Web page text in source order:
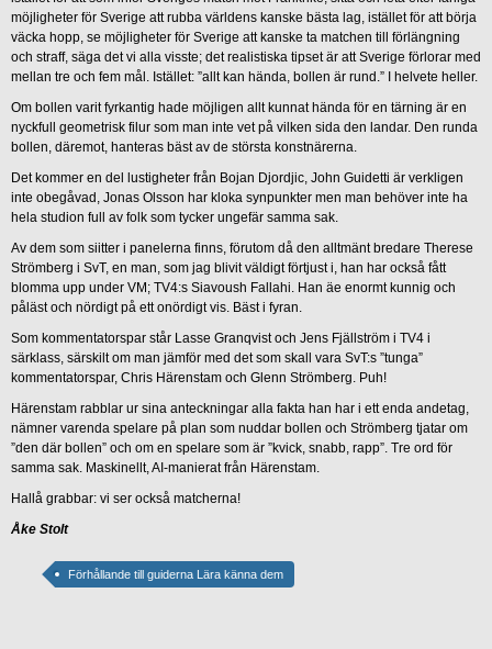
möjligheter för Sverige att rubba världens kanske bästa lag, istället för att börja
väcka hopp, se möjligheter för Sverige att kanske ta matchen till förlängning
och straff, säga det vi alla visste; det realistiska tipset är att Sverige förlorar med
mellan tre och fem mål. Istället: ”allt kan hända, bollen är rund.” I helvete heller.
Om bollen varit fyrkantig hade möjligen allt kunnat hända för en tärning är en
nyckfull geometrisk filur som man inte vet på vilken sida den landar. Den runda
bollen, däremot, hanteras bäst av de största konstnärerna.
Det kommer en del lustigheter från Bojan Djordjic, John Guidetti är verkligen
inte obegåvad, Jonas Olsson har kloka synpunkter men man behöver inte ha
hela studion full av folk som tycker ungefär samma sak.
Av dem som siitter i panelerna finns, förutom då den alltmänt bredare Therese
Strömberg i SvT, en man, som jag blivit väldigt förtjust i, han har också fått
blomma upp under VM; TV4:s Siavoush Fallahi. Han äe enormt kunnig och
påläst och nördigt på ett onördigt vis. Bäst i fyran.
Som kommentatorspar står Lasse Granqvist och Jens Fjällström i TV4 i
särklass, särskilt om man jämför med det som skall vara SvT:s ”tunga”
kommentatorspar, Chris Härenstam och Glenn Strömberg. Puh!
Härenstam rabblar ur sina anteckningar alla fakta han har i ett enda andetag,
nämner varenda spelare på plan som nuddar bollen och Strömberg tjatar om
”den där bollen” och om en spelare som är ”kvick, snabb, rapp”. Tre ord för
samma sak. Maskinellt, AI-manierat från Härenstam.
Hallå grabbar: vi ser också matcherna!
Åke Stolt
Förhållande till guiderna Lära känna dem